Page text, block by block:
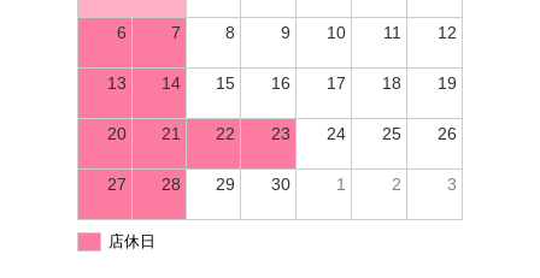
6 7 8 9 10 11 12
13 14 15 16 17 18 19
20 21 22 23 24 25 26
27 28 29 30 1 2 3
店休日